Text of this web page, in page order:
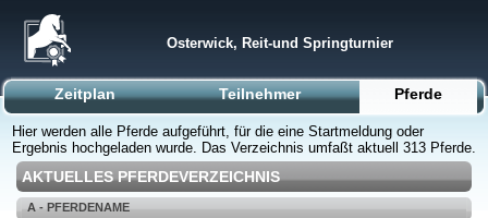
Osterwick, Reit-und Springturnier
Zeitplan Teilnehmer Pferde
Hier werden alle Pferde aufgeführt, für die eine Startmeldung oder
Ergebnis hochgeladen wurde. Das Verzeichnis umfaßt aktuell 313 Pferde.
AKTUELLES PFERDEVERZEICHNIS
A - PFERDENAME